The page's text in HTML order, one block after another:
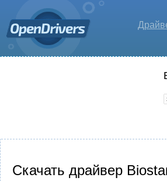
Скачать драйвер